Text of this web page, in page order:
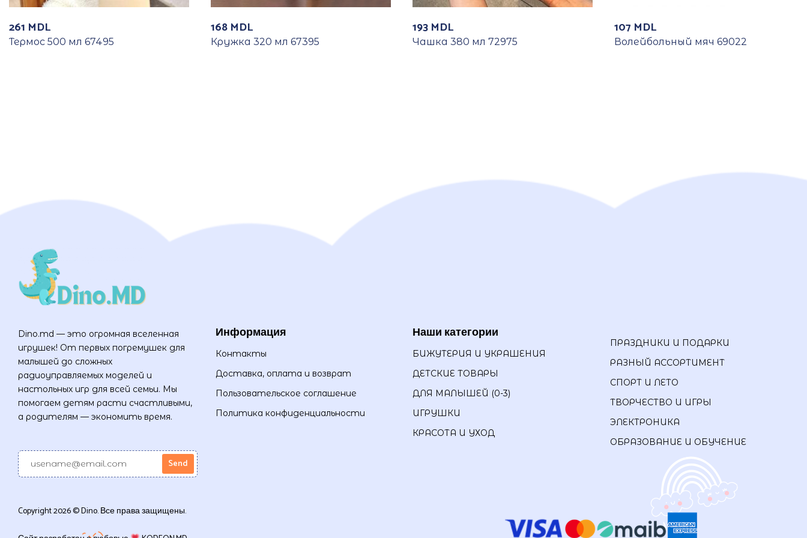
261 MDL
Термос 500 мл 67495
168 MDL
Кружка 320 мл 67395
193 MDL
Чашка 380 мл 72975
107 MDL
Волейбольный мяч 69022
Dino.md — это огромная вселенная
игрушек! От первых погремушек для
малышей до сложных
радиоуправляемых моделей и
настольных игр для всей семьи. Мы
помогаем детям расти счастливыми,
а родителям — экономить время.
Информация
Контакты
Доставка, оплата и возврат
Пользовательское соглашение
Политика конфиденциальности
Наши категории
БИЖУТЕРИЯ И УКРАШЕНИЯ
ДЕТСКИЕ ТОВАРЫ
ДЛЯ МАЛЫШЕЙ (0-3)
ИГРУШКИ
КРАСОТА И УХОД
ПРАЗДНИКИ И ПОДАРКИ
РАЗНЫЙ АССОРТИМЕНТ
СПОРТ И ЛЕТО
ТВОРЧЕСТВО И ИГРЫ
ЭЛЕКТРОНИКА
ОБРАЗОВАНИЕ И ОБУЧЕНИЕ
Copyright 2026 © Dino. Все права защищены.